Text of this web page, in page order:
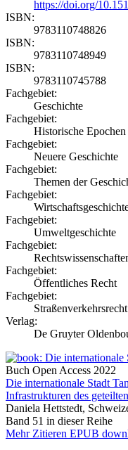
https://doi.org/
ISBN:
9783110748826
ISBN:
9783110748949
ISBN:
9783110745788
Fachgebiet:
Geschichte
Fachgebiet:
Historische Epochen
Fachgebiet:
Neuere Geschichte
Fachgebiet:
Themen der
Fachgebiet:
Fachgebiet:
Umweltgeschichte
Fachgebiet:
Fachgebiet:
Öffentliches Recht
Fachgebiet:
Straßenverkehrsrecht
Verlag:
De Gruyter
Buch Open Access 2022
Die internationale Stadt
Infrastrukturen des
Daniela Hettstedt,
Band 51 in dieser Reihe
Mehr Zitieren EPUB